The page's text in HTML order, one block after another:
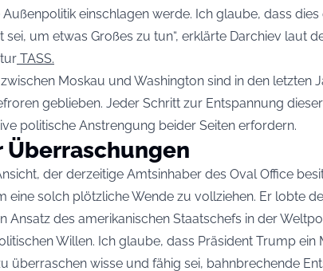
einschlagen werde. Ich glaube, dass dies
sei, um etwas Großes zu tun“, erklärte Darchiev laut
TASS.
Moskau und Washington sind in den letzten
geblieben. Jeder Schritt zur Entspannung
politische Anstrengung beider Seiten erfordern.
der derzeitige Amtsinhaber des Oval Office
eine solch plötzliche Wende zu vollziehen. Er lobte
Ansatz des amerikanischen Staatschefs in der
Willen. Ich glaube, dass Präsident Trump ein
überraschen wisse und fähig sei, bahnbrechende